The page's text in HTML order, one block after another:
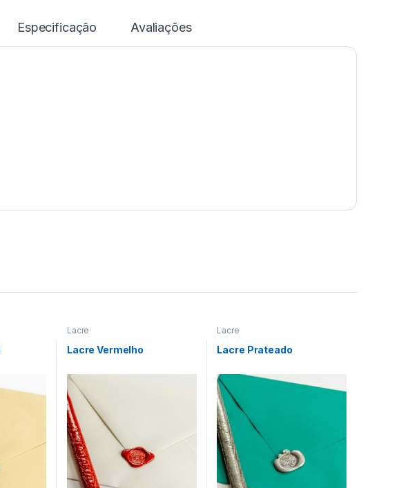
Especificação Avaliações
Lacre
Lacre Vermelho
Lacre
Lacre Prateado